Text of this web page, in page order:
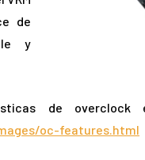
de
y
de overclock
oc-features.html